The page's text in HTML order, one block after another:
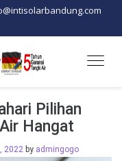
Pilihan
Hangat
2022 by admingogo